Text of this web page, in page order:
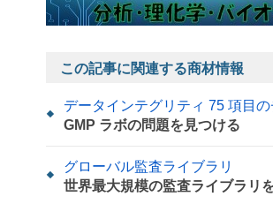
この記事に関連する商材情報
データインテグリティ 75 項目の
GMP ラボの問題を見つける
グローバル監査ライブラリ
世界最大規模の監査ライブラリ